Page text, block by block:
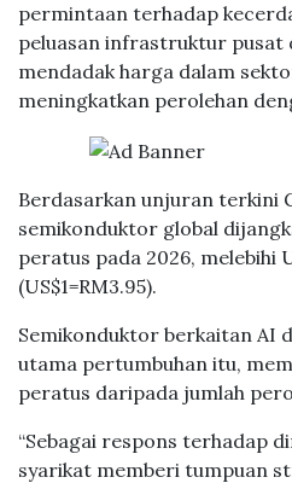
permintaan terhadap
peluasan infrastruktur pusat
mendadak harga dalam
meningkatkan perolehan
Berdasarkan unjuran terkini
semikonduktor global
peratus pada 2026, melebihi
(US$1=RM3.95).
Semikonduktor berkaitan AI
utama pertumbuhan itu,
peratus daripada jumlah
“Sebagai respons terhadap
syarikat memberi tumpuan